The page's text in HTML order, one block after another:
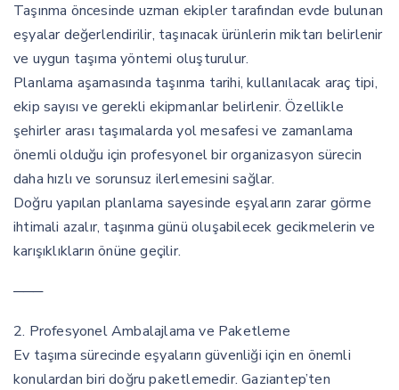
Taşınma öncesinde uzman ekipler tarafından evde bulunan
eşyalar değerlendirilir, taşınacak ürünlerin miktarı belirlenir
ve uygun taşıma yöntemi oluşturulur.
Planlama aşamasında taşınma tarihi, kullanılacak araç tipi,
ekip sayısı ve gerekli ekipmanlar belirlenir. Özellikle
şehirler arası taşımalarda yol mesafesi ve zamanlama
önemli olduğu için profesyonel bir organizasyon sürecin
daha hızlı ve sorunsuz ilerlemesini sağlar.
Doğru yapılan planlama sayesinde eşyaların zarar görme
ihtimali azalır, taşınma günü oluşabilecek gecikmelerin ve
karışıklıkların önüne geçilir.
───
2. Profesyonel Ambalajlama ve Paketleme
Ev taşıma sürecinde eşyaların güvenliği için en önemli
konulardan biri doğru paketlemedir. Gaziantep’ten